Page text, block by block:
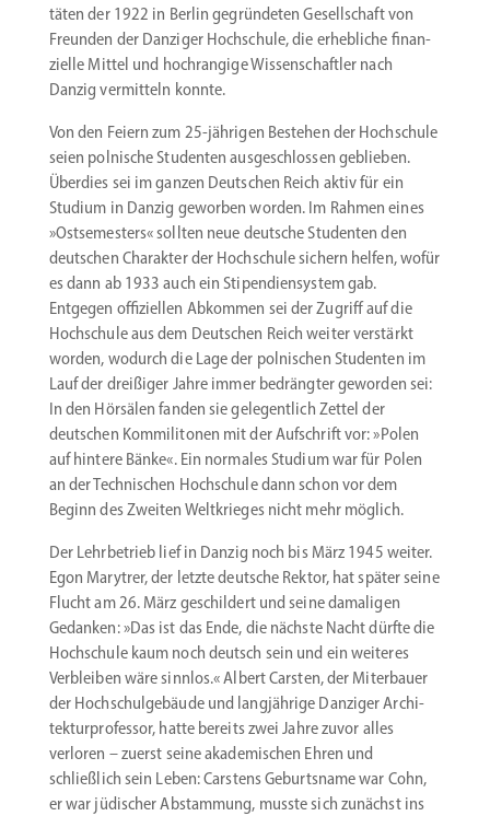
täten der 1922 in Berlin gegrün­deten Gesell­schaft von
Freunden der Danziger Hochschule, die erheb­liche finan­
zielle Mittel und hochrangige Wissen­schaftler nach
Danzig vermitteln konnte.
Von den Feiern zum 25-jährigen Bestehen der Hochschule
seien polnische Studenten ausge­schlossen geblieben.
Überdies sei im ganzen Deutschen Reich aktiv für ein
Studium in Danzig geworben worden. Im Rahmen eines
»Ostse­mesters« sollten neue deutsche Studenten den
deutschen Charakter der Hochschule sichern helfen, wofür
es dann ab 1933 auch ein Stipen­di­en­system gab.
Entgegen offizi­ellen Abkommen sei der Zugriff auf die
Hochschule aus dem Deutschen Reich weiter verstärkt
worden, wodurch die Lage der polni­schen Studenten im
Lauf der dreißiger Jahre immer bedrängter geworden sei:
In den Hörsälen fanden sie gelegentlich Zettel der
deutschen Kommi­li­tonen mit der Aufschrift vor: »Polen
auf hintere Bänke«. Ein normales Studium war für Polen
an der Techni­schen Hochschule dann schon vor dem
Beginn des Zweiten Weltkrieges nicht mehr möglich.
Der Lehrbe­trieb lief in Danzig noch bis März 1945 weiter.
Egon Marytrer, der letzte deutsche Rektor, hat später seine
Flucht am 26. März geschildert und seine damaligen
Gedanken: »Das ist das Ende, die nächste Nacht dürfte die
Hochschule kaum noch deutsch sein und ein weiteres
Verbleiben wäre sinnlos.« Albert Carsten, der Miter­bauer
der Hochschul­ge­bäude und langjährige Danziger Archi­
tek­tur­pro­fessor, hatte bereits zwei Jahre zuvor alles
verloren – zuerst seine akade­mi­schen Ehren und
schließlich sein Leben: Carstens Geburtsname war Cohn,
er war jüdischer Abstammung, musste sich zunächst ins